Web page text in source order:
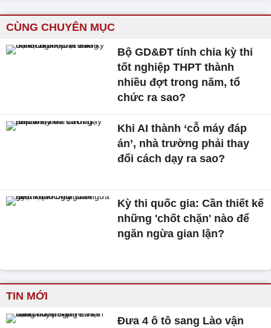
CÙNG CHUYÊN MỤC
Bộ GD&ĐT tính chia kỳ thi
tốt nghiệp THPT thành
nhiều đợt trong năm, tổ
chức ra sao?
Khi AI thành ‘cỗ máy đáp
án’, nhà trường phải thay
đổi cách dạy ra sao?
Kỳ thi quốc gia: Cần thiết kế
những 'chốt chặn' nào để
ngăn ngừa gian lận?
TIN MỚI
Đưa 4 ô tô sang Lào vận